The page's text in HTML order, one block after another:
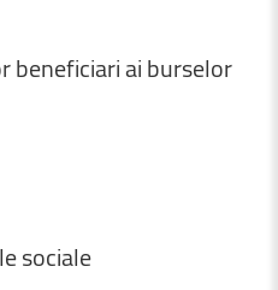
beneficiariaiburselor
sociale